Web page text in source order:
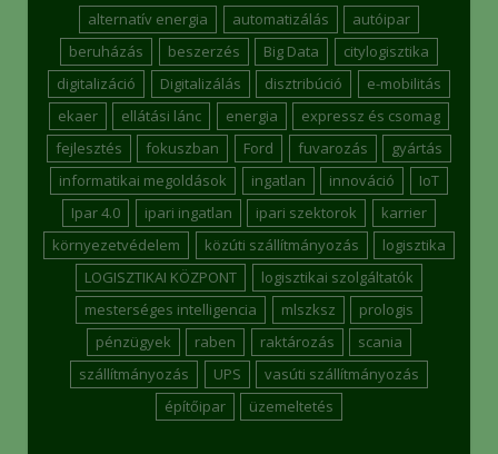
alternatív energia automatizálás
autóipar
beruházás
beszerzés Big Data
citylogisztika
digitalizáció
Digitalizálás disztribúció
e-mobilitás
ekaer
ellátási lánc energia
expressz és csomag
fejlesztés
fokuszban Ford fuvarozás
gyártás
informatikai megoldások
ingatlan innováció
IoT
Ipar 4.0
ipari ingatlan ipari szektorok
karrier
környezetvédelem
közúti szállítmányozás
logisztika
LOGISZTIKAI KÖZPONT
logisztikai szolgáltatók
mesterséges intelligencia
mlszksz
prologis
pénzügyek
raben raktározás
scania
szállítmányozás
UPS
vasúti szállítmányozás
építőipar
üzemeltetés